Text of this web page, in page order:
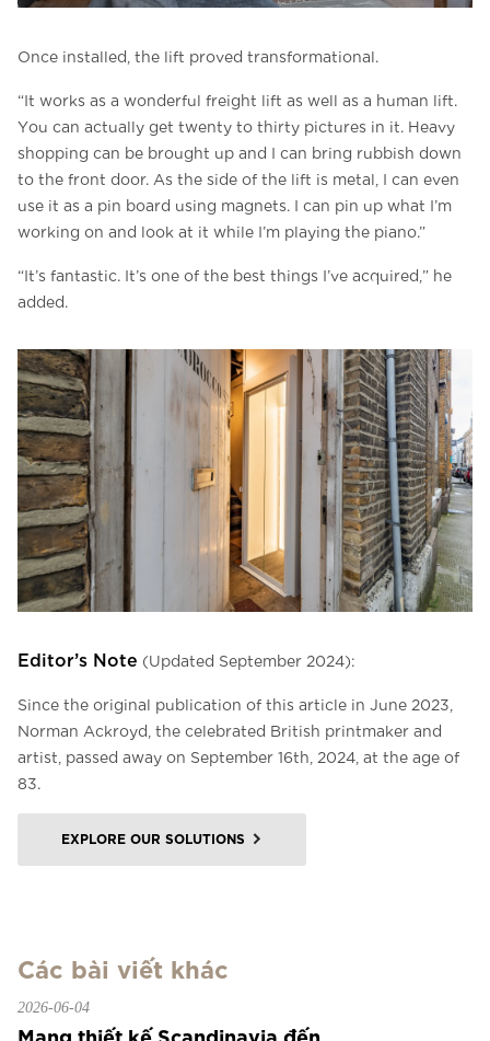
Once installed, the lift proved transformational.
“It works as a wonderful freight lift as well as a human lift.
You can actually get twenty to thirty pictures in it. Heavy
shopping can be brought up and I can bring rubbish down
to the front door. As the side of the lift is metal, I can even
use it as a pin board using magnets. I can pin up what I’m
working on and look at it while I’m playing the piano.”
“It’s fantastic. It’s one of the best things I’ve acquired,” he
added.
Editor’s Note (Updated September 2024):
Since the original publication of this article in June 2023,
Norman Ackroyd, the celebrated British printmaker and
artist, passed away on September 16th, 2024, at the age of
83.
EXPLORE OUR SOLUTIONS
Các bài viết khác
2026-06-04
Mang thiết kế Scandinavia đến...